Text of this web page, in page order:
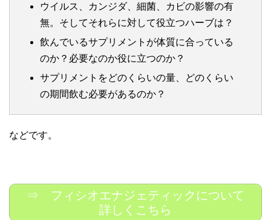
ウイルス、カンジダ、細菌、カビの影響の有
無。そしてそれらに対して役立つハーブは？
飲んでいるサプリメントが体質に合っている
のか？必要なのか役に立つのか？
サプリメントをどのくらいの量、どのくらい
の期間飲む必要があるのか？
などです。
⇒ フィシオエナジェティックについて
詳しくこちら